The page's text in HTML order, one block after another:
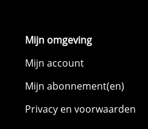
Mijn omgeving
Mijn account
Mijn abonnement(en)
Privacy en voorwaarden